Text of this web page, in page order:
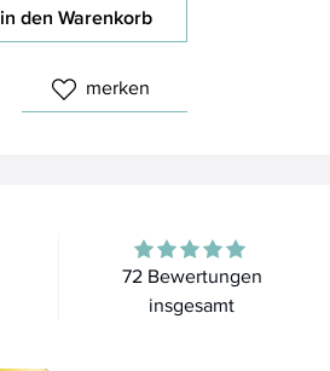
in den Warenkorb
merken
72 Bewertungen
insgesamt